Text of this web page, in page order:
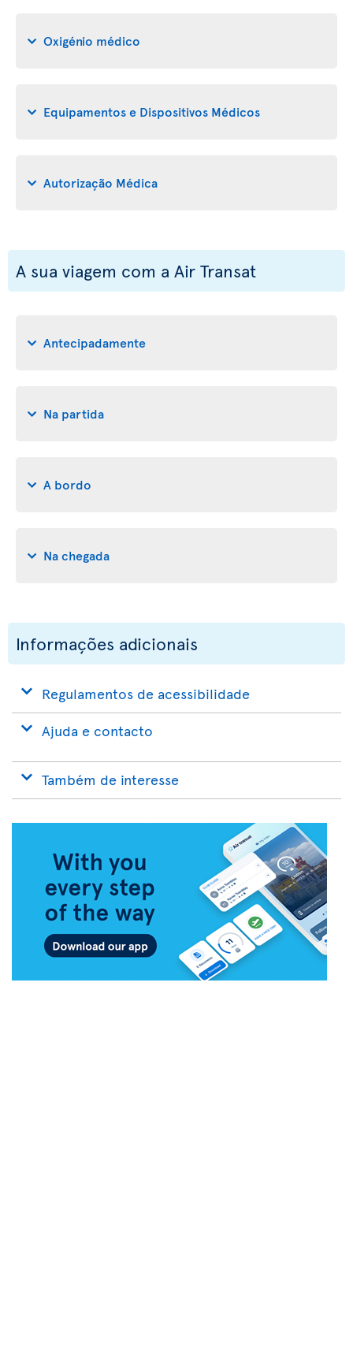
Oxigénio médico
Equipamentos e Dispositivos Médicos
Autorização Médica
A sua viagem com a Air Transat
Antecipadamente
Na partida
A bordo
Na chegada
Informações adicionais
Regulamentos de acessibilidade
Ajuda e contacto
Também de interesse